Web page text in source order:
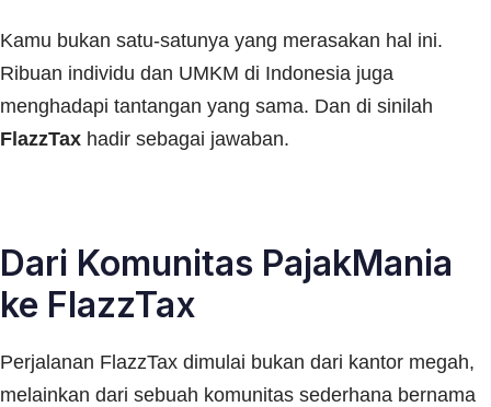
Kamu bukan satu-satunya yang merasakan hal ini.
Ribuan individu dan UMKM di Indonesia juga
menghadapi tantangan yang sama. Dan di sinilah
FlazzTax hadir sebagai jawaban.
Dari Komunitas PajakMania
ke FlazzTax
Perjalanan FlazzTax dimulai bukan dari kantor megah,
melainkan dari sebuah komunitas sederhana bernama